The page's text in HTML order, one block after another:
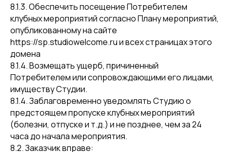
8.1.3. Обеспечить посещение Потребителем
клубных мероприятий согласно Плану мероприятий,
опубликованному на сайте
https://sp.studiowelcome.ru и всех страницах этого
домена
8.1.4. Возмещать ущерб, причиненный
Потребителем или сопровождающими его лицами,
имуществу Студии.
8.1.4. Заблаговременно уведомлять Студию о
предстоящем пропуске клубных мероприятий
(болезни, отпуске и т.д.) и не позднее, чем за 24
часа до начала мероприятия.
8.2. Заказчик вправе: